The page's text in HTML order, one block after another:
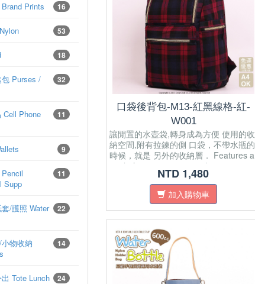
16
Prints
53
18
32
Purses /
11
Cell Phone
9
11
Supp
22
/護照 Water
14
物收納
24
Tote Lunch
口袋後背包-M13-紅黑線格-紅-
W001
讓閒置的水壺袋,轉身成為方便 使用的收
納空間,附有拉鍊的側 口袋，不帶水瓶的
時候，就是 另外的收納層． Features a
total of 4 compartments: the main
body compartment with padded back
area and a mesh zipper pocket inside,
a front pocket, and two sidepockets
that can fit a small water bottle when
unzipped.
NTD 1,480
加入購物車